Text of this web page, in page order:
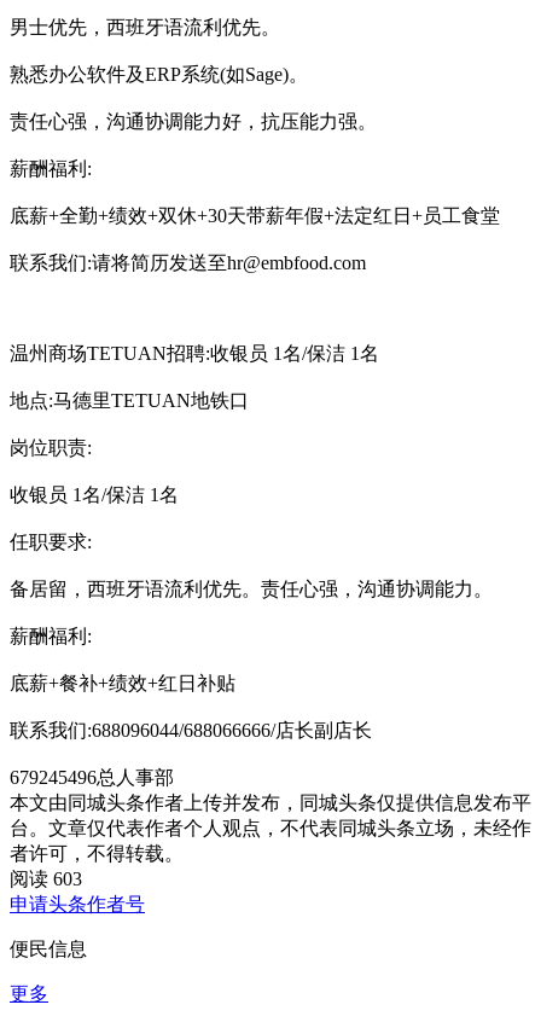
男士优先，西班牙语流利优先。
熟悉办公软件及ERP系统(如Sage)。
责任心强，沟通协调能力好，抗压能力强。
薪酬福利:
底薪+全勤+绩效+双休+30天带薪年假+法定红日+员工食堂
联系我们:请将简历发送至hr@embfood.com
温州商场TETUAN招聘:收银员 1名/保洁 1名
地点:马德里TETUAN地铁口
岗位职责:
收银员 1名/保洁 1名
任职要求:
备居留，西班牙语流利优先。责任心强，沟通协调能力。
薪酬福利:
底薪+餐补+绩效+红日补贴
联系我们:688096044/688066666/店长副店长
679245496总人事部
本文由同城头条作者上传并发布，同城头条仅提供信息发布平
台。文章仅代表作者个人观点，不代表同城头条立场，未经作
者许可，不得转载。
阅读 603
申请头条作者号
便民信息
更多